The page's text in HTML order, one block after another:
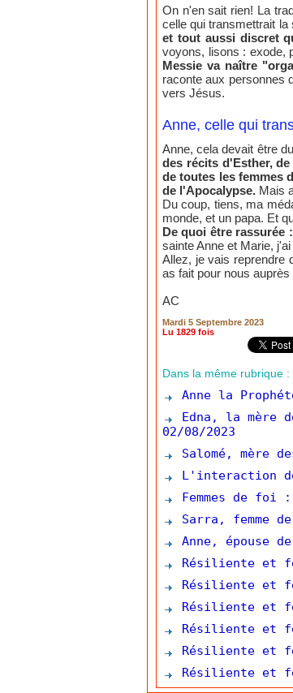
On n'en sait rien! La
celle qui transmettrait
et tout aussi discret
voyons, lisons : exode,
Messie va naître
raconte aux personnes
vers Jésus.
Anne, celle qui
Anne, cela devait être
des récits d'Esther,
de toutes les femmes
de l'Apocalypse. Mais
Du coup, tiens, ma
monde, et un papa. Et
De quoi être rassurée
sainte Anne et Marie,
Allez, je vais reprendre
as fait pour nous
AC
Mardi 5 Septembre 2023
Lu 1829 fois
Dans la même rubrique :
Anne la
Edna, la mère
02/08/2023
Salomé, mère
L'interaction
Femmes de
Sarra, femme
Anne, épouse
Résiliente et
Résiliente et
Résiliente et
Résiliente et
Résiliente et
Résiliente et